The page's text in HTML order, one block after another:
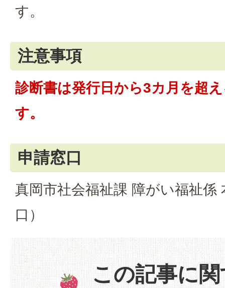
す。
注意事項
診断書は発行日から3カ月を超
す。
申請窓口
真岡市社会福祉課 障がい福祉係
口）
この記事に